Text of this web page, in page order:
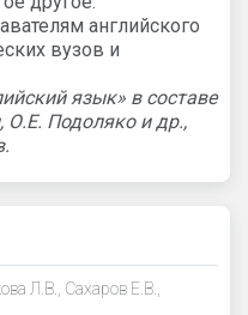
английского
вузов и
язык» в составе
Подоляко и др.,
Л.В., Сахаров Е.В.,